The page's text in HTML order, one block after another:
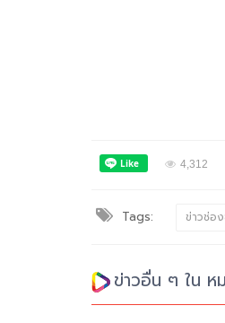
4,312
Tags: ข่าวช่อ
ข่าวอื่น ๆ ใน ห